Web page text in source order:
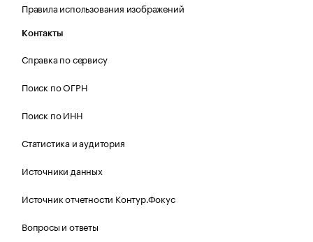
Правила использования изображений
Контакты
Справка по сервису
Поиск по ОГРН
Поиск по ИНН
Статистика и аудитория
Источники данных
Источник отчетности Контур.Фокус
Вопросы и ответы